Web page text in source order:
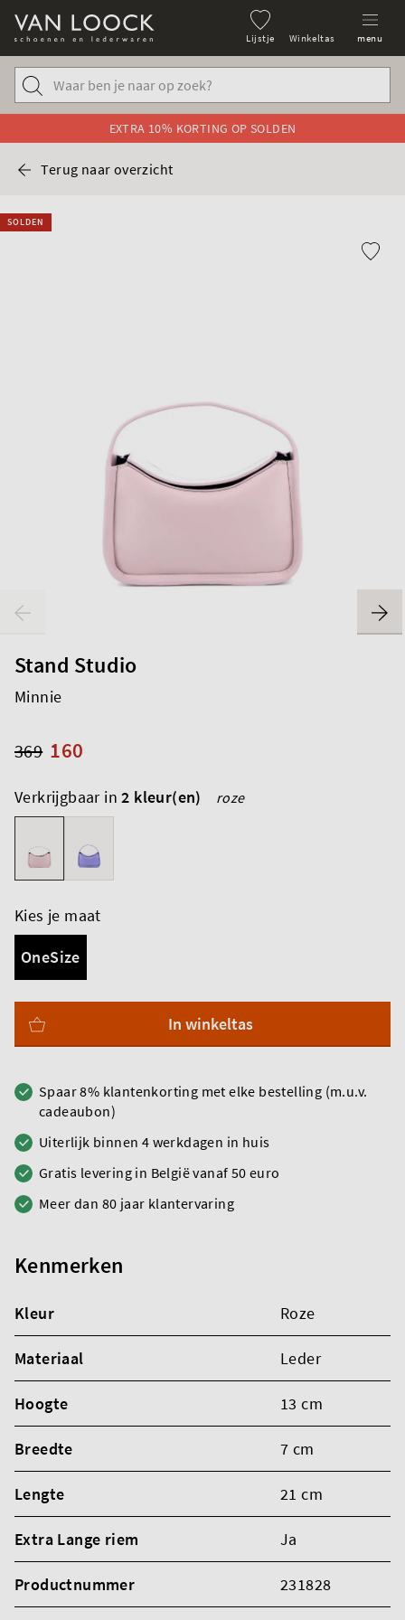
Lijstje Winkeltas menu
EXTRA 10% KORTING OP SOLDEN
Terug naar overzicht
SOLDEN
Stand Studio
Minnie
160
369
Verkrijgbaar in2 kleur(en) roze
Kies je maat
OneSize
In winkeltas
Spaar 8% klantenkorting met elke bestelling (m.u.v.
cadeaubon)
Uiterlijk binnen 4 werkdagen in huis
Gratis levering in België vanaf 50 euro
Meer dan 80 jaar klantervaring
Kenmerken
Kleur Roze
Materiaal Leder
Hoogte 13 cm
Breedte 7 cm
Lengte 21 cm
Extra Lange riem Ja
Productnummer 231828